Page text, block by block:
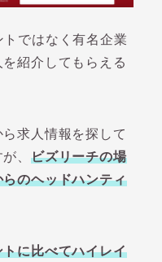
ではなく有名企業
紹介してもらえる
求人情報を探して
、 ビズリーチの場
のヘッドハンティ
に比べてハイレイ